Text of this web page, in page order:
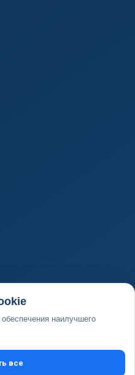
д. 24, пом. 1
20Б, пом. 1002
наилучшего
все